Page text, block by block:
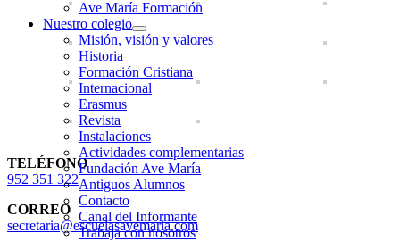
Ave María Formación
Nuestro colegio
Misión, visión y valores
Historia
Formación Cristiana
Internacional
Erasmus
Revista
Instalaciones
Actividades complementarias
Fundación Ave María
Antiguos Alumnos
Contacto
Canal del Informante
Trabaja con nosotros
TELÉFONO
952 351 322
CORREO
secretaria@escuelasavemaria.com